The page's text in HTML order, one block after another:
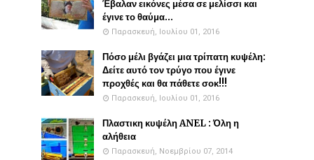
Έβαλαν εικόνες μέσα σε μελίσσι και
έγινε το θαύμα...
Παρασκευή, Ιουλίου 01, 2016
Πόσο μέλι βγάζει μια τρίπατη κυψέλη:
Δείτε αυτό τον τρύγο που έγινε
προχθές και θα πάθετε σοκ!!!
Παρασκευή, Ιουλίου 01, 2016
Πλαστικη κυψέλη ANEL : Όλη η
αλήθεια
Παρασκευή, Νοεμβρίου 07, 2014